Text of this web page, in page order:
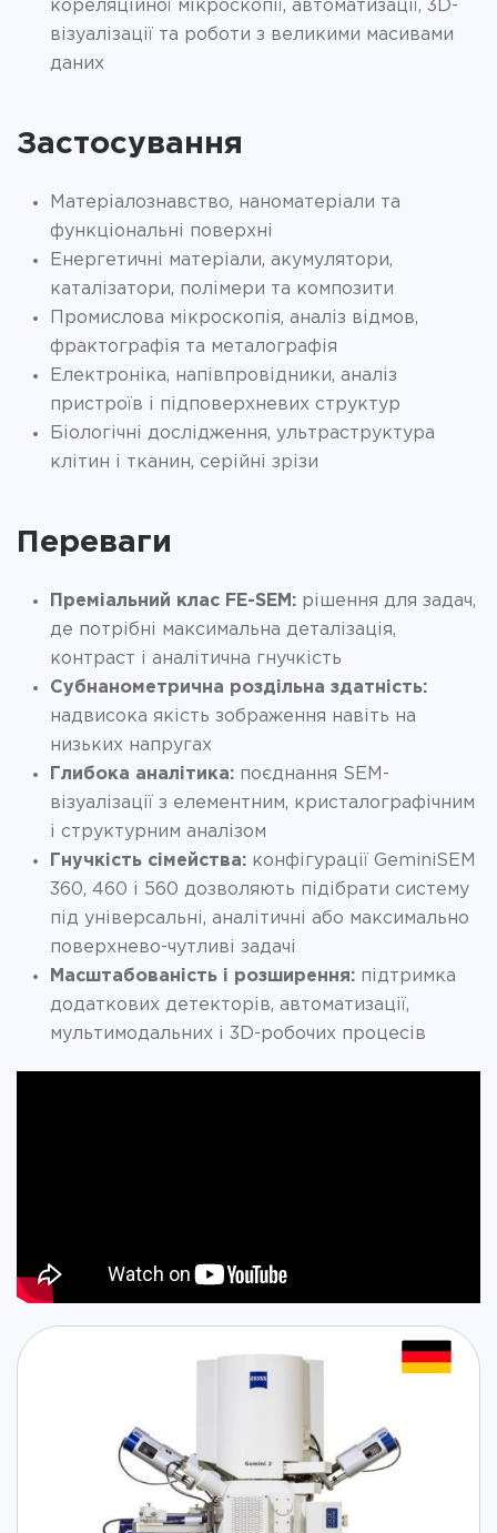
кореляційної мікроскопії, автоматизації, 3D-
візуалізації та роботи з великими масивами
даних
Застосування
Матеріалознавство, наноматеріали та
функціональні поверхні
Енергетичні матеріали, акумулятори,
каталізатори, полімери та композити
Промислова мікроскопія, аналіз відмов,
фрактографія та металографія
Електроніка, напівпровідники, аналіз
пристроїв і підповерхневих структур
Біологічні дослідження, ультраструктура
клітин і тканин, серійні зрізи
Переваги
Преміальний клас FE-SEM: рішення для задач,
де потрібні максимальна деталізація,
контраст і аналітична гнучкість
Субнанометрична роздільна здатність:
надвисока якість зображення навіть на
низьких напругах
Глибока аналітика: поєднання SEM-
візуалізації з елементним, кристалографічним
і структурним аналізом
Гнучкість сімейства: конфігурації GeminiSEM
360, 460 і 560 дозволяють підібрати систему
під універсальні, аналітичні або максимально
поверхнево-чутливі задачі
Масштабованість і розширення: підтримка
додаткових детекторів, автоматизації,
мультимодальних і 3D-робочих процесів